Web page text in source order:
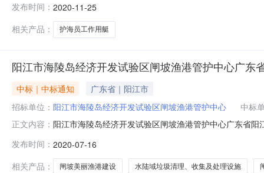
确认，现将评审结果公布如下：一、采购项目情况采购
发布时间： 2020-11-25
相关产品：
护海员工作用艇
阳江市海陵岛经济开发试验区闸坡渔港管护中心广
中标｜中标通知
广东省｜阳江市
招标单位： 阳江市海陵岛经济开发试验区闸坡渔港管护中心
中标
正文内容： 阳江市海陵岛经济开发试验区闸坡渔港管护中心广东省
济开发试验区闸坡渔港管护中心广东省阳江市闸坡美丽
渔港管护中心行政区域深圳市公告
发布时间： 2020-07-16
相关产品：
闸坡美丽渔港建设 水陆域垃圾清理、收集及处理设施